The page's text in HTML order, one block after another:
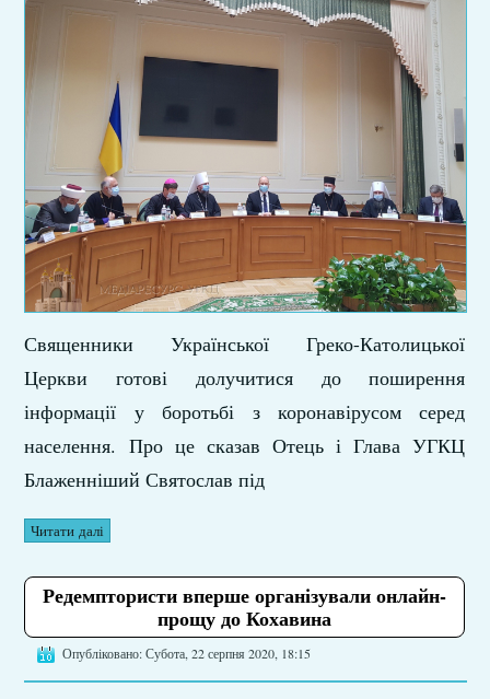
Священники Української Греко-Католицької
Церкви готові долучитися до поширення
інформації у боротьбі з коронавірусом серед
населення. Про це сказав Отець і Глава УГКЦ
Блаженніший Святослав під
Читати далі
Редемптористи вперше організували онлайн-
прощу до Кохавина
Опубліковано: Субота, 22 серпня 2020, 18:15